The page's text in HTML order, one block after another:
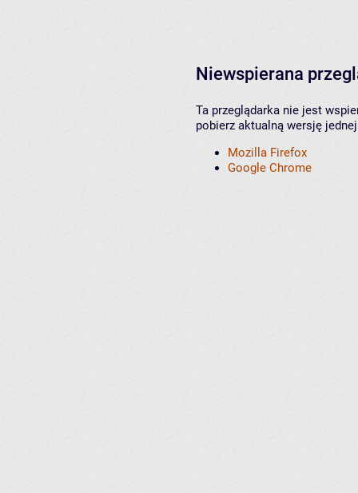
Niewspierana
Ta przeglądarka nie jest
pobierz aktualną wersję
Mozilla Firefox
Google Chrome